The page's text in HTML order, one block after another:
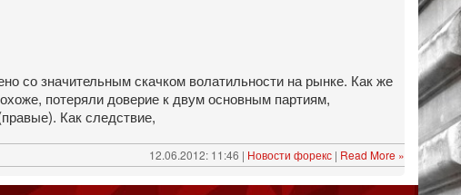
со значительным скачком волатильности на рынке. Как же
потеряли доверие к двум основным партиям,
Как следствие,
12.06.2012: 11:46 | Новости форекс | Read More »